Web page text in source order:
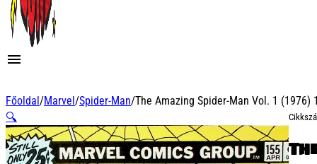
Főoldal/Marvel/Spider-Man/The Amazing Spider-Man Vol. 1 (1976)
🔍